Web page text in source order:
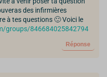
des infirmières
à tes questions 🙂 Voici le
groups/846684025842794
Réponse